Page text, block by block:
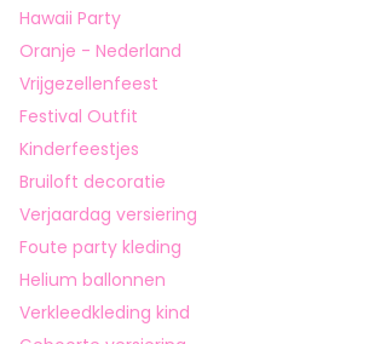
Hawaii Party
Oranje - Nederland
Vrijgezellenfeest
Festival Outfit
Kinderfeestjes
Bruiloft decoratie
Verjaardag versiering
Foute party kleding
Helium ballonnen
Verkleedkleding kind